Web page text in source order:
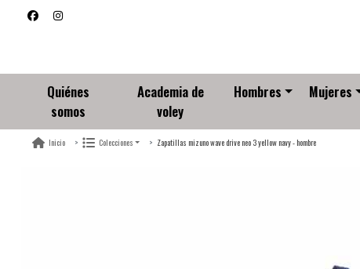
Quiénes
somos
Academia de
voley
Hombres Mujeres
Inicio Colecciones Zapatillas mizuno wave drive neo 3 yellow navy - hombre